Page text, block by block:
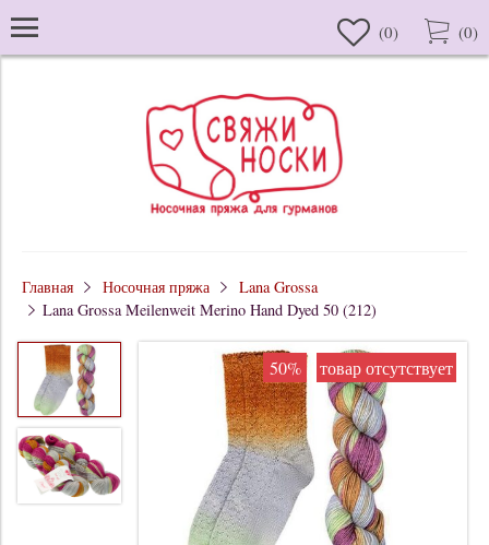
(0) (0)
Главная Носочная пряжа
Lana Grossa
Lana Grossa Meilenweit Merino Hand Dyed 50 (212)
50% товар отсутствует